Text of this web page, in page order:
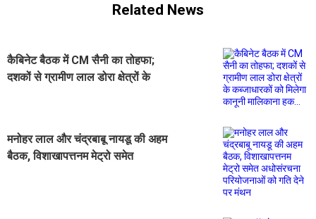
Related News
कैबिनेट बैठक में CM सैनी का तोहफा;
दशकों से ग्रामीण लाल डोरा क्षेत्रों के
मनोहर लाल और चंद्रबाबू नायडू की अहम
बैठक, विशाखापत्तनम मेट्रो समेत